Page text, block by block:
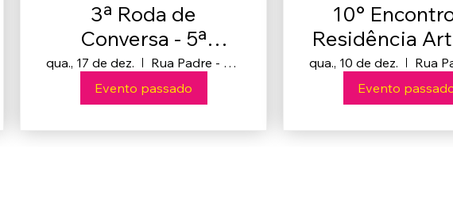
3ª Roda de
Conversa - 5ª
Residência Artística
- Conexões Criativas
Inovação e
Identidades
qua., 17 de dez.
Rua Padre - R. Salvatore Renna, 875 - Santa Cruz, Guarapuava - PR, 85015-430, Brasil
Evento passado
10° Encontro
Residência
- Conexões
Inovação
qua., 10 de dez.
Evento